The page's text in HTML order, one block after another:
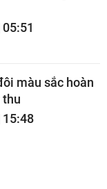
màu sắc hoàn
thu